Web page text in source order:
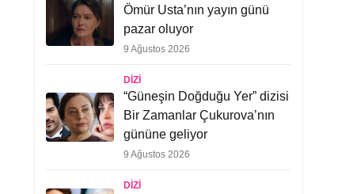
Ömür Usta’nın yayın günü
pazar oluyor
9 Ağustos 2026
DIZI
“Güneşin Doğduğu Yer” dizisi
Bir Zamanlar Çukurova’nın
gününe geliyor
9 Ağustos 2026
DIZI